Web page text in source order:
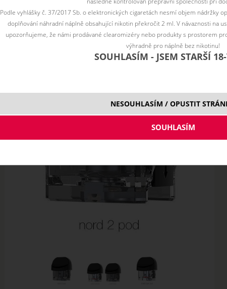
Podle vyhlášky č. 37/2017 Sb. o elektronických cigaretách nesmí objem nádržky
doplňování náhradní náplně obsahující nikotin překročit 2 ml. V návaznosti na
upozorňujeme, že námi prodávané clearomizéry nebo produkty s prostorem
výhradně pro náplně bez nikotinu!
SOUHLASÍM - JSEM STARŠÍ
NESOUHLASÍM / OPUSTIT